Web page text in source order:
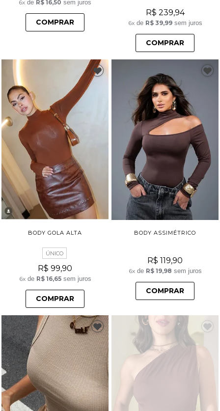
6x de R$ 16,50 sem juros
COMPRAR
R$ 239,94
6xde R$ 39,99sem juros
COMPRAR
BODY GOLA ALTA
ÚNICO
R$ 99,90
6xde R$ 16,65sem juros
COMPRAR
BODY ASSIMÉTRICO
R$ 119,90
6xde R$ 19,98 sem juros
COMPRAR